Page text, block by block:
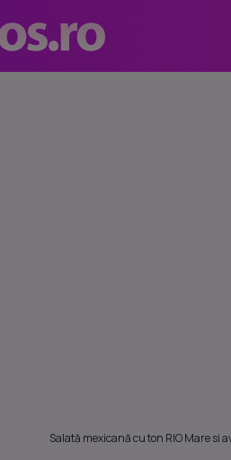
Salată mexicană cu ton RIO Mare si